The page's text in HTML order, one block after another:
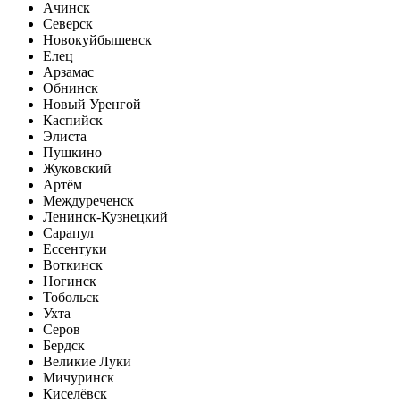
Ачинск
Северск
Новокуйбышевск
Елец
Арзамас
Обнинск
Новый Уренгой
Каспийск
Элиста
Пушкино
Жуковский
Артём
Междуреченск
Ленинск-Кузнецкий
Сарапул
Ессентуки
Воткинск
Ногинск
Тобольск
Ухта
Серов
Бердск
Великие Луки
Мичуринск
Киселёвск